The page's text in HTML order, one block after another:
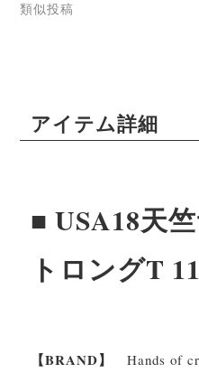
類似投稿
アイテム詳細
■ USA18天
トロングT
【BRAND】 Hands of